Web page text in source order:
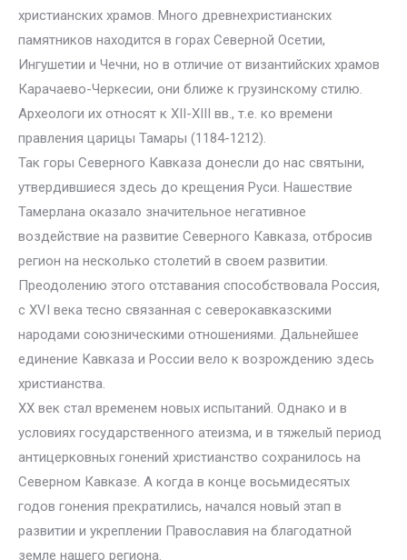
христианских храмов. Много древнехристианских
памятников находится в горах Северной Осетии,
Ингушетии и Чечни, но в отличие от византийских храмов
Карачаево-Черкесии, они ближе к грузинскому стилю.
Археологи их относят к ХII-ХIII вв., т.е. ко времени
правления царицы Тамары (1184-1212).
Так горы Северного Кавказа донесли до нас святыни,
утвердившиеся здесь до крещения Руси. Нашествие
Тамерлана оказало значительное негативное
воздействие на развитие Северного Кавказа, отбросив
регион на несколько столетий в своем развитии.
Преодолению этого отставания способствовала Россия,
с XVI века тесно связанная с северокавказскими
народами союзническими отношениями. Дальнейшее
единение Кавказа и России вело к возрождению здесь
христианства.
XX век стал временем новых испытаний. Однако и в
условиях государственного атеизма, и в тяжелый период
антицерковных гонений христианство сохранилось на
Северном Кавказе. А когда в конце восьмидесятых
годов гонения прекратились, начался новый этап в
развитии и укреплении Православия на благодатной
земле нашего региона.